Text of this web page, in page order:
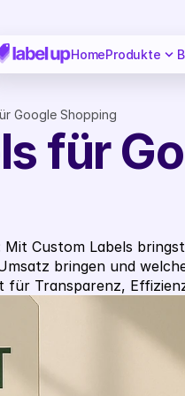
HomeProdukte
Google Shopping
für
Custom Labels
bringen und
Transparenz,